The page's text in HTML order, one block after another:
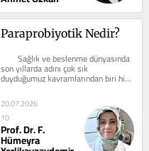
Paraprobiyotik Nedir?
Sağlık ve beslenme dünyasında
son yıllarda adını çok sık
duyduğumuz kavramlarından biri hiç
şüphesiz "mikrobiyota veya...
20.07.2026
10
Prof. Dr. F.
Hümeyra